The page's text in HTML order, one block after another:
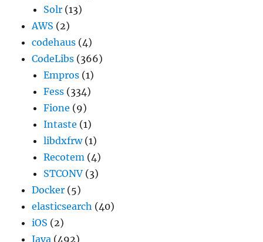
Solr (13)
AWS (2)
codehaus (4)
CodeLibs (366)
Empros (1)
Fess (334)
Fione (9)
Intaste (1)
libdxfrw(1)
Recotem (4)
STCONV (3)
Docker (5)
elasticsearch (40)
iOS (2)
Java (492)